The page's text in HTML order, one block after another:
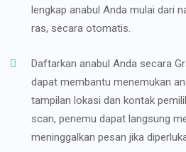
lengkap anabul Anda mulai dari
ras, secara otomatis.
Daftarkan anabul Anda secara
dapat membantu menemukan
tampilan lokasi dan kontak
scan, penemu dapat langsung
meninggalkan pesan jika